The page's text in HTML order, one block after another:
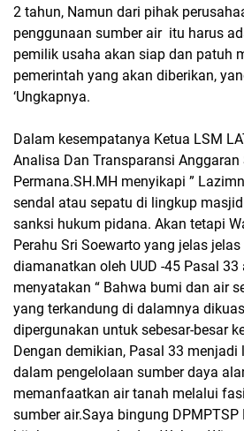
2 tahun, Namun dari pihak
penggunaan sumber air itu harus
pemilik usaha akan siap dan patuh
pemerintah yang akan diberikan,
‘Ungkapnya.
Dalam kesempatanya Ketua LSM
Analisa Dan Transparansi
Permana.SH.MH menyikapi ”
sendal atau sepatu di lingkup
sanksi hukum pidana. Akan tetapi
Perahu Sri Soewarto yang jelas
diamanatkan oleh UUD -45 Pasal 33
menyatakan “ Bahwa bumi dan air
yang terkandung di dalamnya
dipergunakan untuk sebesar-besar
Dengan demikian, Pasal 33 menjadi
dalam pengelolaan sumber daya
memanfaatkan air tanah melalui
sumber air.Saya bingung